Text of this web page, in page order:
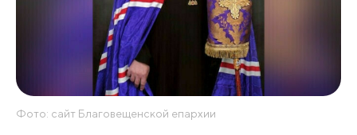
Фото: сайт Благовещенской епархии